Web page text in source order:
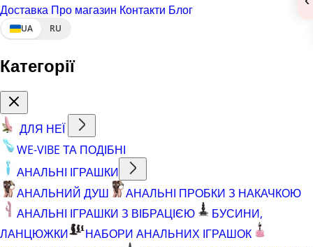
Доставка Про магазин Контакти Блог
UA RU
Категорії
ДЛЯ НЕЇ
WE-VIBE ТА ПОДІБНІ
АНАЛЬНІ ІГРАШКИ
АНАЛЬНИЙ ДУШ
АНАЛЬНІ ПРОБКИ З НАКАЧКОЮ
АНАЛЬНІ ІГРАШКИ З ВІБРАЦІЄЮ
БУСИНИ,
ЛАНЦЮЖКИ
НАБОРИ АНАЛЬНИХ ІГРАШОК